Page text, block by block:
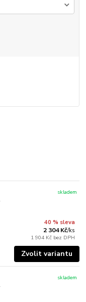
40 % sleva
2 304 Kč/ks
1 904 Kč bez DPH
skladem
Zvolit variantu
skladem